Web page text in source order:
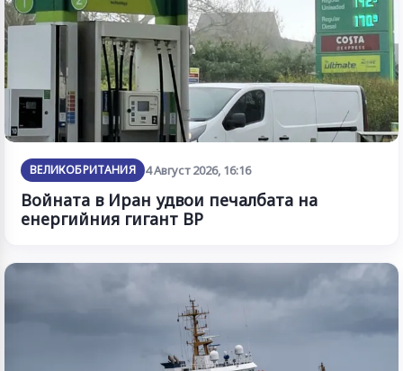
ВЕЛИКОБРИТАНИЯ 4 Август 2026, 16:16
Войната в Иран удвои печалбата на
енергийния гигант BP